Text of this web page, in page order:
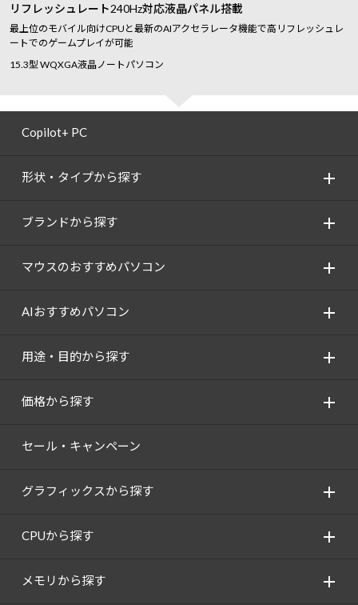
リフレッシュレート240Hz対応液晶パネル搭載
最上位のモバイル向けCPUと最新のAIアクセラレータ機能で高リフレッシュレ
ートでのゲームプレイが可能
15.3型 WQXGA液晶ノートパソコン
Copilot+ PC
形状・タイプから探す
ブランドから探す
マウスのおすすめパソコン
AIおすすめパソコン
用途・目的から探す
価格から探す
セール・キャンペーン
グラフィックスから探す
CPUから探す
メモリから探す